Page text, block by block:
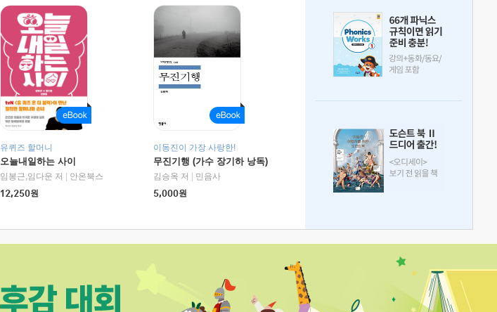
유퀴즈 할머니
오늘내일하는 사이
임봉근,임다운 저
안온북스
12,250원
이동진이 가장 사랑한!
무진기행 (가수 장기하 낭독)
김승옥 저
민음사
5,000원